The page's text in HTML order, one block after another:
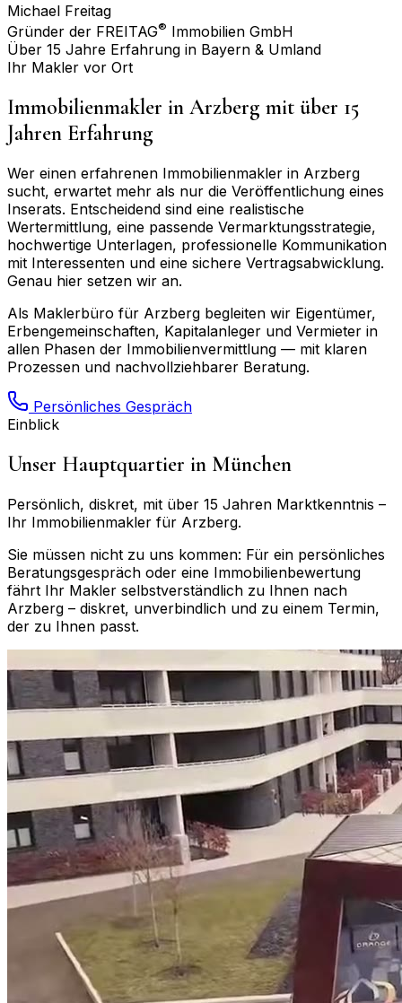
Michael Freitag
Gründer der FREITAG® Immobilien GmbH
Über 15 Jahre Erfahrung in Bayern & Umland
Ihr Makler vor Ort
Immobilienmakler in Arzberg mit über 15
Jahren Erfahrung
Wer einen erfahrenen Immobilienmakler in Arzberg
sucht, erwartet mehr als nur die Veröffentlichung eines
Inserats. Entscheidend sind eine realistische
Wertermittlung, eine passende Vermarktungsstrategie,
hochwertige Unterlagen, professionelle Kommunikation
mit Interessenten und eine sichere Vertragsabwicklung.
Genau hier setzen wir an.
Als Maklerbüro für Arzberg begleiten wir Eigentümer,
Erbengemeinschaften, Kapitalanleger und Vermieter in
allen Phasen der Immobilienvermittlung — mit klaren
Prozessen und nachvollziehbarer Beratung.
Persönliches Gespräch
Einblick
Unser Hauptquartier in München
Persönlich, diskret, mit über 15 Jahren Marktkenntnis –
Ihr Immobilienmakler für Arzberg.
Sie müssen nicht zu uns kommen: Für ein persönliches
Beratungsgespräch oder eine Immobilienbewertung
fährt Ihr Makler selbstverständlich zu Ihnen nach
Arzberg – diskret, unverbindlich und zu einem Termin,
der zu Ihnen passt.